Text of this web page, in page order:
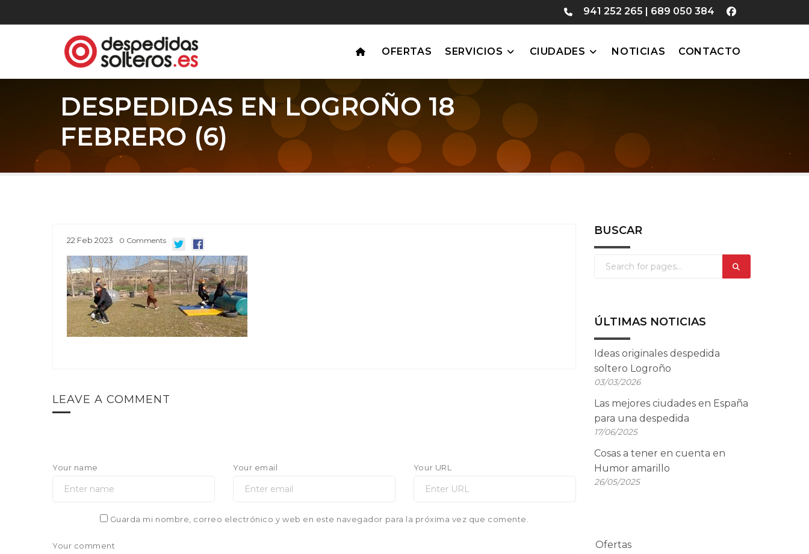
941 252 265 | 689 050 384
OFERTAS SERVICIOS CIUDADES NOTICIAS CONTACTO
DESPEDIDAS EN LOGROÑO 18
FEBRERO (6)
22 Feb 2023 0 Comments
LEAVE A COMMENT
Your name Your email Your URL
Guarda mi nombre, correo electrónico y web en este navegador para la próxima vez que comente.
Your comment
BUSCAR
ÚLTIMAS NOTICIAS
Ideas originales despedida
soltero Logroño
03/03/2026
Las mejores ciudades en España
para una despedida
17/06/2025
Cosas a tener en cuenta en
Humor amarillo
26/05/2025
Ofertas